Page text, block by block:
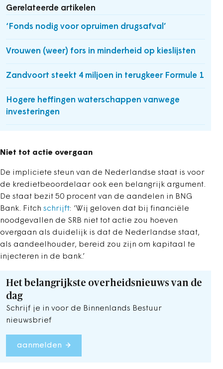
Gerelateerde artikelen
‘Fonds nodig voor opruimen drugsafval’
Vrouwen (weer) fors in minderheid op kieslijsten
Zandvoort steekt 4 miljoen in terugkeer Formule 1
Hogere heffingen waterschappen vanwege
investeringen
Niet tot actie overgaan
De impliciete steun van de Nederlandse staat is voor
de kredietbeoordelaar ook een belangrijk argument.
De staat bezit 50 procent van de aandelen in BNG
Bank. Fitch schrijft: ‘Wij geloven dat bij financiële
noodgevallen de SRB niet tot actie zou hoeven
overgaan als duidelijk is dat de Nederlandse staat,
als aandeelhouder, bereid zou zijn om kapitaal te
injecteren in de bank.’
Het belangrijkste overheidsnieuws van de
dag
Schrijf je in voor de Binnenlands Bestuur
nieuwsbrief
aanmelden